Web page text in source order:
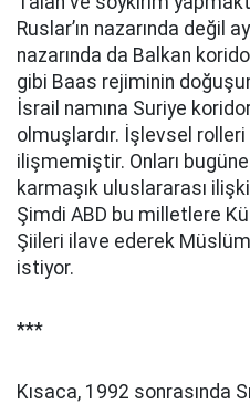
Ruslar’ın nazarında değil
nazarında da Balkan
gibi Baas rejiminin
İsrail namına Suriye
olmuşlardır. İşlevsel
ilişmemiştir. Onları
karmaşık uluslararası
Şimdi ABD bu milletlere
Şiileri ilave ederek
istiyor.
***
Kısaca, 1992 sonrasında